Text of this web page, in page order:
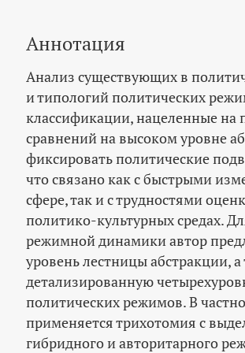
Аннотация
Анализ существующих в
и типологий политических
классификации, нацеленные на
сравнений на высоком уровне
фиксировать политические
что связано как с быстрыми
сфере, так и с трудностями
политико-­культурных средах.
режимной динамики автор
уровень лестницы абстракции,
детализированную
политических режимов. В
применяется трихотомия с
гибридного и авторитарного